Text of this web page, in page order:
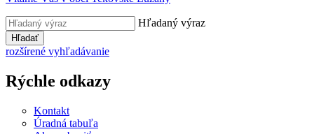
Hľadaný výraz
Hľadať
rozšírené vyhľadávanie
Rýchle odkazy
Kontakt
Úradná tabuľa